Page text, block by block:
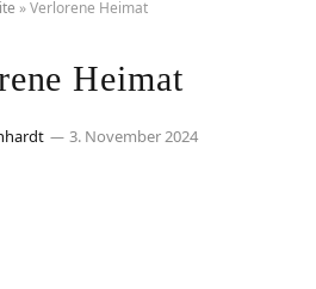
»Verlorene Heimat
Heimat
3. November 2024